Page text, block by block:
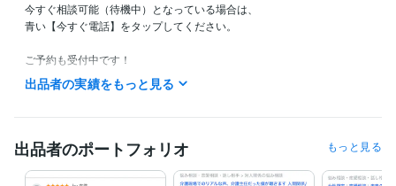
今すぐ相談可能（待機中）となっている場合は、
青い【今すぐ電話】をタップしてください。
ご予約も受付中です！
ご希望の日時をDMにてお知らせください。
何かあれば気軽にDMください。
あらかじめご了承くださいませ。
お悩み相談、カウンセリング：オレンジ色
出品者の実績をもっと見る
出品者のポートフォリオ もっと見る